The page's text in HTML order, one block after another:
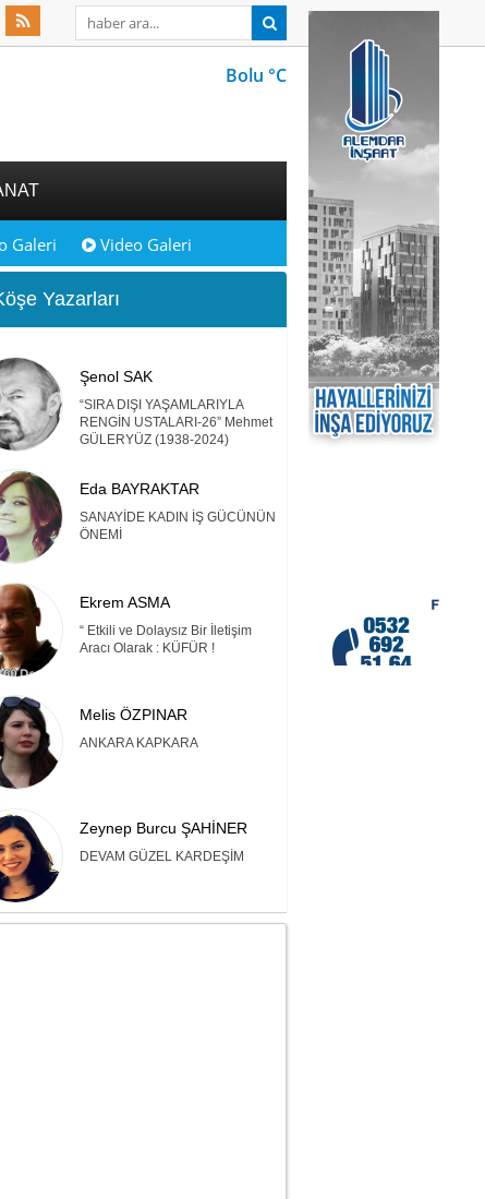
Bolu °C
Galeri Video Galeri
Yazarları
Şenol SAK
“SIRA DIŞI YAŞAMLARIYLA
RENGİN USTALARI-26” Mehmet
GÜLERYÜZ (1938-2024)
Eda BAYRAKTAR
SANAYİDE KADIN İŞ GÜCÜNÜN
ÖNEMİ
Ekrem ASMA
“ Etkili ve Dolaysız Bir İletişim
Aracı Olarak : KÜFÜR !
Melis ÖZPINAR
ANKARA KAPKARA
Zeynep Burcu ŞAHİNER
DEVAM GÜZEL KARDEŞİM